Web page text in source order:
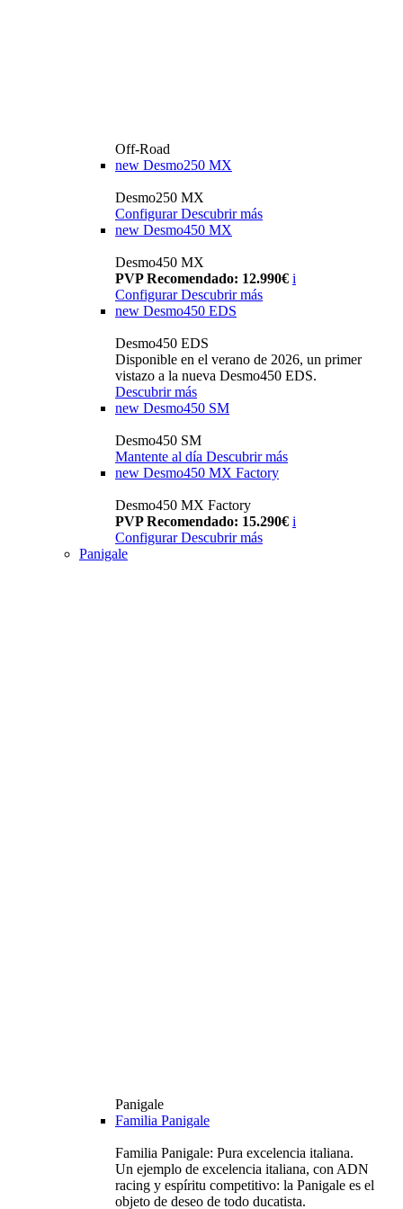
Off-Road
new Desmo250 MX
Desmo250 MX
Configurar Descubrir más
new Desmo450 MX
Desmo450 MX
PVP Recomendado: 12.990€ i
Configurar Descubrir más
new Desmo450 EDS
Desmo450 EDS
Disponible en el verano de 2026, un primer
vistazo a la nueva Desmo450 EDS.
Descubrir más
new Desmo450 SM
Desmo450 SM
Mantente al día Descubrir más
new Desmo450 MX Factory
Desmo450 MX Factory
PVP Recomendado: 15.290€ i
Configurar Descubrir más
Panigale
Panigale
Familia Panigale
Familia Panigale: Pura excelencia italiana.
Un ejemplo de excelencia italiana, con ADN
racing y espíritu competitivo: la Panigale es el
objeto de deseo de todo ducatista.